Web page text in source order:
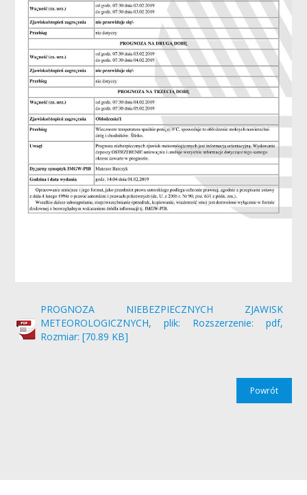
PROGNOZA NIEBEZPIECZNYCH ZJAWISK
METEOROLOGICZNYCH, plik: Rozszerzenie: pdf,
Rozmiar: [70.89 KB]
Powrót